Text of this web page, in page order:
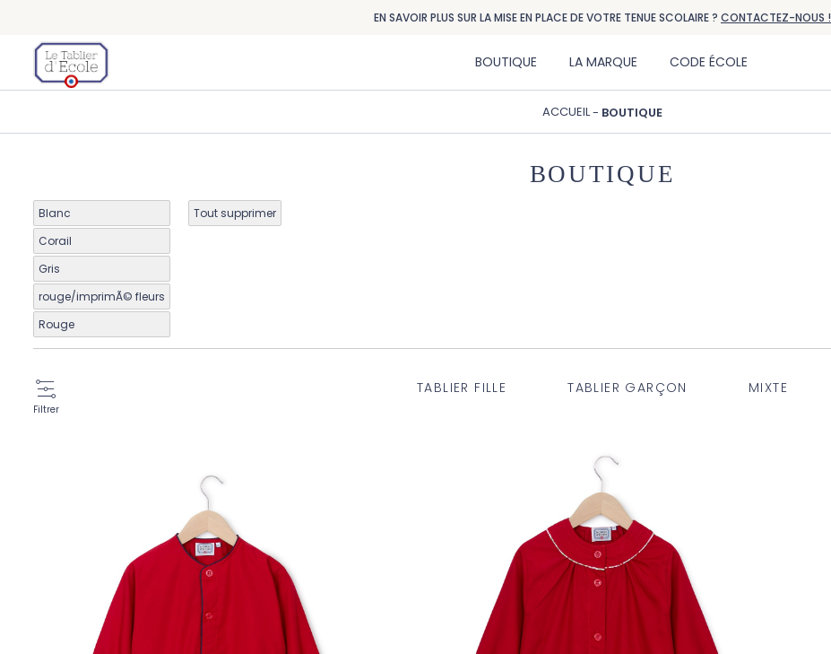
EN SAVOIR PLUS SUR LA MISE EN PLACE DE VOTRE TENUE SCOLAIRE ? CONTACTEZ-NOUS !
BOUTIQUE LA MARQUE CODE ÉCOLE
ACCUEIL BOUTIQUE
BOUTIQUE
Blanc
Corail
Gris
rouge/imprimÃ© fleurs
Rouge
Tout supprimer
TABLIER FILLE TABLIER GARÇON MIXTE
Filtrer